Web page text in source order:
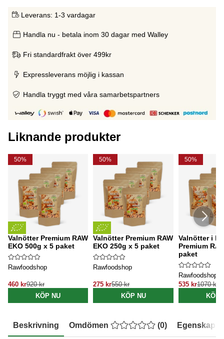
Leverans: 1-3 vardagar
Handla nu - betala inom 30 dagar med Walley
Fri standardfrakt över 499kr
Expressleverans möjlig i kassan
Handla tryggt med våra samarbetspartners
Liknande produkter
50%
Valnötter Premium RAW
EKO 500g x 5 paket
Rawfoodshop
460 kr920 kr
KÖP NU
50%
Valnötter Premium RAW
EKO 250g x 5 paket
Rawfoodshop
275 kr550 kr
KÖP NU
50%
Valnötter i
Premium
paket
Rawfoodshop
535 kr1070 kr
KÖP
Beskrivning Omdömen (0) Egenskaper